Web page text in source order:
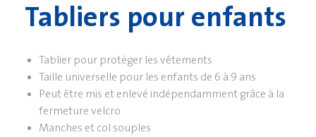
Tabliers pour enfants
Tablier pour protéger les vêtements
Taille universelle pour les enfants de 6 à 9 ans
Peut être mis et enlevé indépendamment grâce à la
fermeture velcro
Manches et col souples